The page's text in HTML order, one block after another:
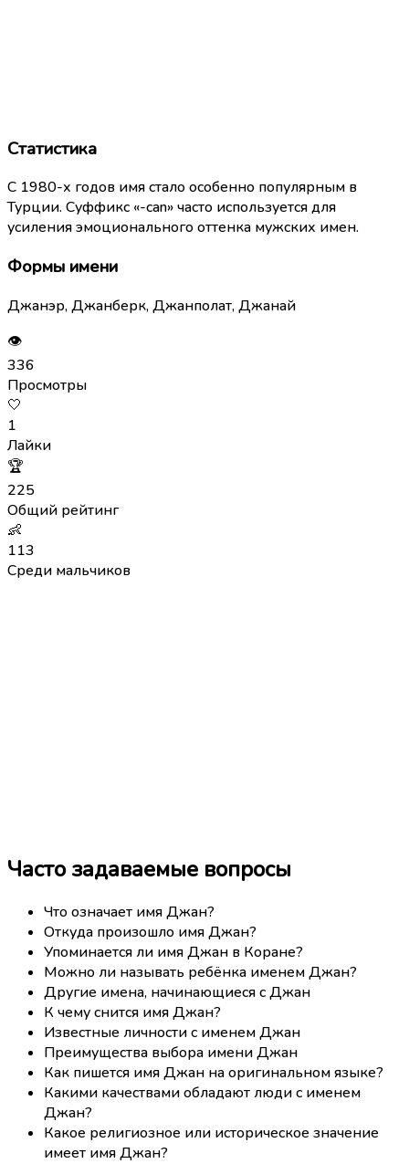
Статистика
С 1980-х годов имя стало особенно популярным в
Турции. Суффикс «-can» часто используется для
усиления эмоционального оттенка мужских имен.
Формы имени
Джанэр, Джанберк, Джанполат, Джанай
👁
336
Просмотры
🤍
1
Лайки
🏆
225
Общий рейтинг
👶
113
Среди мальчиков
Часто задаваемые вопросы
Что означает имя Джан?
Откуда произошло имя Джан?
Упоминается ли имя Джан в Коране?
Можно ли называть ребёнка именем Джан?
Другие имена, начинающиеся с Джан
К чему снится имя Джан?
Известные личности с именем Джан
Преимущества выбора имени Джан
Как пишется имя Джан на оригинальном языке?
Какими качествами обладают люди с именем
Джан?
Какое религиозное или историческое значение
имеет имя Джан?